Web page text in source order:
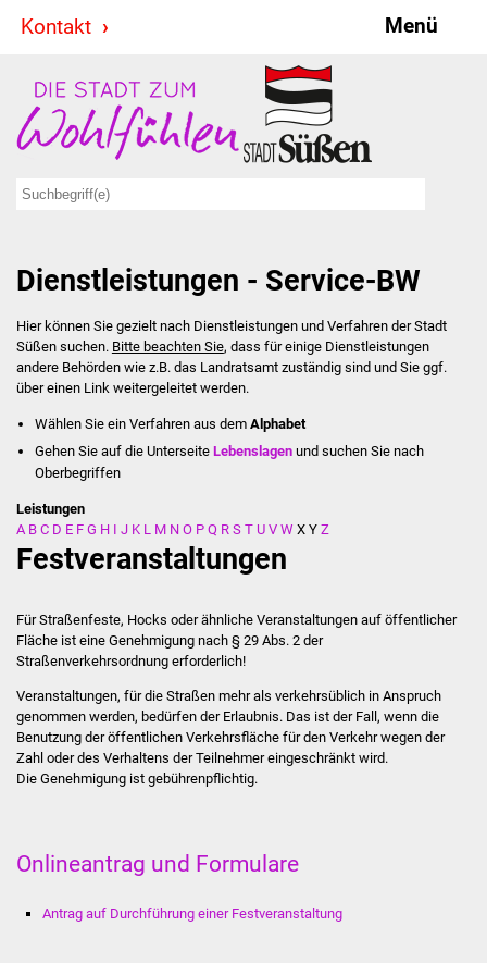
Kontakt Menü
Stadt & Politik
Bürgermeister
Ausschüsse
Ratsinformationssystem
Jugendbeirat
Summerrockfestival
Stadtverwaltung
Behördenwegweiser
Stellenangebote
Kontakt
Veröffentlichungen
Dienstleistungen - Service-BW
Hier können Sie gezielt nach Dienstleistungen und Verfahren der Stadt
Süßen suchen. Bitte beachten Sie, dass für einige Dienstleistungen
andere Behörden wie z.B. das Landratsamt zuständig sind und Sie ggf.
über einen Link weitergeleitet werden.
Wählen Sie ein Verfahren aus dem Alphabet
Gehen Sie auf die UnterseiteLebenslagen und suchen Sie nach
Oberbegriffen
Leistungen
A B C D E F G H I J K L M N O P Q R S T U V W X Y Z
Festveranstaltungen
Für Straßenfeste, Hocks oder ähnliche Veranstaltungen auf öffentlicher
Fläche ist eine Genehmigung nach § 29 Abs. 2 der
Straßenverkehrsordnung erforderlich!
Veranstaltungen, für die Straßen mehr als verkehrsüblich in Anspruch
genommen werden, bedürfen der Erlaubnis. Das ist der Fall, wenn die
Benutzung der öffentlichen Verkehrsfläche für den Verkehr wegen der
Zahl oder des Verhaltens der Teilnehmer eingeschränkt wird.
Die Genehmigung ist gebührenpflichtig.
Onlineantrag und Formulare
Antrag auf Durchführung einer Festveranstaltung